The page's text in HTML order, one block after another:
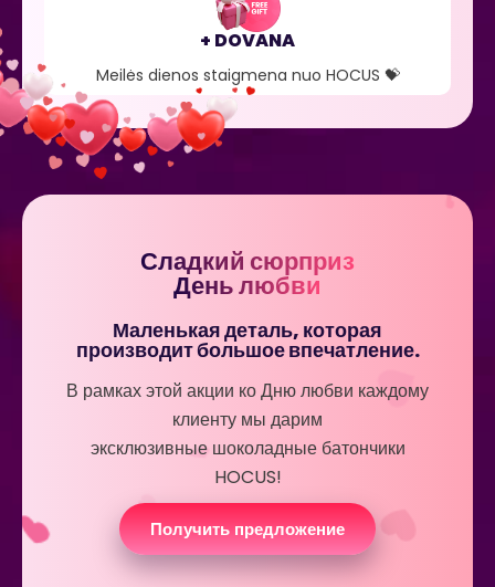
+ DOVANA
Meilės dienos staigmena nuo HOCUS 💝
Сладкий сюрприз
День любви
Маленькая деталь, которая
производит большое впечатление.
В рамках этой акции ко Дню любви каждому
клиенту мы дарим
эксклюзивные шоколадные батончики
HOCUS!
Получить предложение